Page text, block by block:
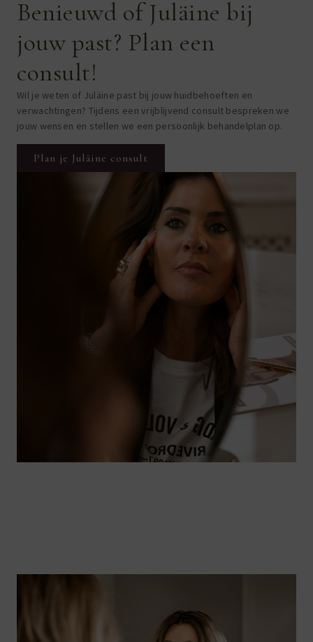
Benieuwd of Juläine bij
jouw past? Plan een
consult!
Wil je weten of Juläine past bij jouw huidbehoeften en
verwachtingen? Tijdens een vrijblijvend consult bespreken we
jouw wensen en stellen we een persoonlijk behandelplan op.
Plan je Juläine consult